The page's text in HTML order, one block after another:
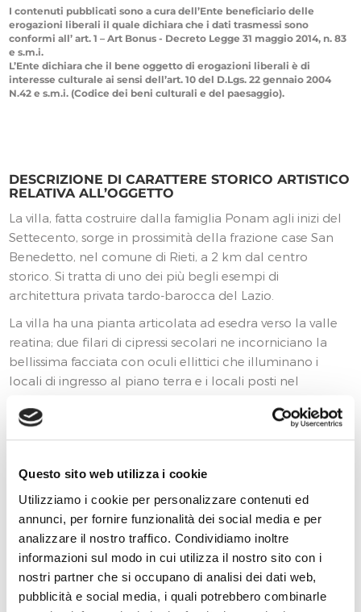
Questo sito web utilizza i cookie
Utilizziamo i cookie per personalizzare contenuti ed
annunci, per fornire funzionalità dei social media e per
analizzare il nostro traffico. Condividiamo inoltre
informazioni sul modo in cui utilizza il nostro sito con i
nostri partner che si occupano di analisi dei dati web,
pubblicità e social media, i quali potrebbero combinarle
I contenuti pubblicati sono a cura dell’Ente beneficiario delle
erogazioni liberali il quale dichiara che i dati trasmessi sono
conformi all’ art. 1 – Art Bonus - Decreto Legge 31 maggio 2014, n. 83
e s.m.i.
L’Ente dichiara che il bene oggetto di erogazioni liberali è di
interesse culturale ai sensi dell’art. 10 del D.Lgs. 22 gennaio 2004
N.42 e s.m.i. (Codice dei beni culturali e del paesaggio).
DESCRIZIONE DI CARATTERE STORICO ARTISTICO
RELATIVA ALL’OGGETTO
La villa, fatta costruire dalla famiglia Ponam agli inizi del
Settecento, sorge in prossimità della frazione case San
Benedetto, nel comune di Rieti, a 2 km dal centro
storico. Si tratta di uno dei più begli esempi di
architettura privata tardo-barocca del Lazio.
La villa ha una pianta articolata ad esedra verso la valle
reatina; due filari di cipressi secolari ne incorniciano la
bellissima facciata con oculi ellittici che illuminano i
locali di ingresso al piano terra e i locali posti nel
Anche la facciata posteriore, più semplice e lineare è di
ancora visibili i resti del vecchio muro perimetrale e del
cancello.
Il salone principale sito al primo piano, è ornato con
stucchi che rappresentano figure allegoriche e putti
sorreggenti ghirlande, la cornice perimetrale dalla quale
si diparte la volta, poggia su colonne binate con capitelli
in stile eclettico.